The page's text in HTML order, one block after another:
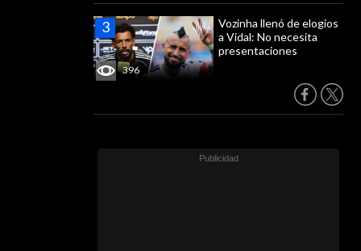
396
Vozinha llenó de elogios
a Vidal: No necesita
presentaciones